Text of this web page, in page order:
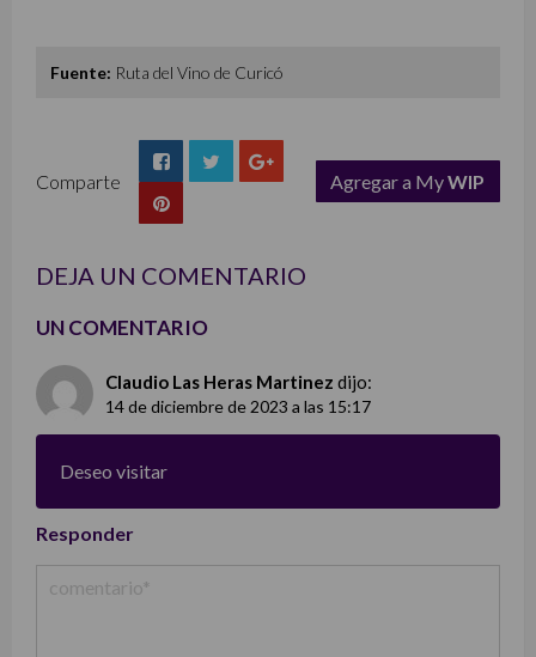
Fuente: Ruta del Vino de Curicó
Comparte Agregar a MyWIP
DEJA UN COMENTARIO
UN COMENTARIO
Claudio Las Heras Martinez dijo:
14 de diciembre de 2023 a las 15:17
Deseo visitar
Responder